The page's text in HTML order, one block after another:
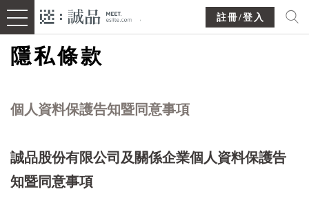
註冊/登入
隱私條款
個人資料保護告知暨同意事項
誠品股份有限公司及關係企業個人資料保護告
知暨同意事項